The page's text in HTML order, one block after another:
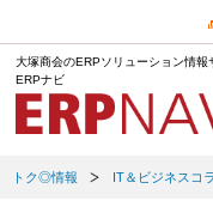
大塚商会のERPソリューション情報
ERPナビ
トク◎情報 IT＆ビジネスコ